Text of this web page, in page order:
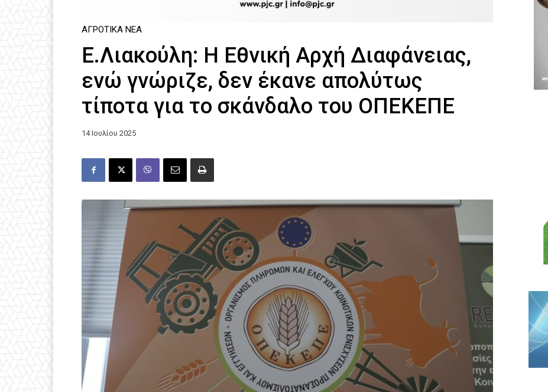
ΑΓΡΟΤΙΚΆ ΝΈΑ
E.Λιακούλη: Η Εθνική Αρχή Διαφάνειας,
ενώ γνώριζε, δεν έκανε απολύτως
τίποτα για το σκάνδαλο του ΟΠΕΚΕΠΕ
14 Ιουλίου 2025